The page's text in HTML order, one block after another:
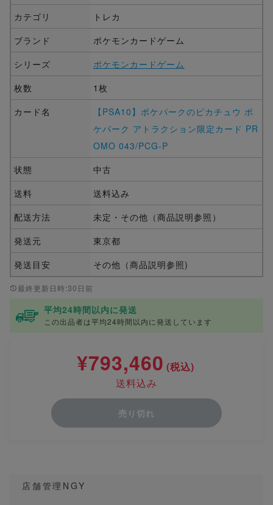
カテゴリ
トレカ
ブランド
ポケモンカードゲーム
シリーズ
ポケモンカードゲーム
枚数
1枚
カード名
【PSA10】ポケパークのピカチュウ ポ
ケパーク アトラクション限定カード PR
OMO 043/PCG-P
状態
中古
送料
送料込み
配送方法
未定・その他（商品説明参照）
発送元
東京都
発送目安
その他（商品説明参照)
最終更新日時:30日前
平均24時間以内に発送
この出品者は平均24時間以内に発送しています
¥793,460 (税込)
送料込み
売り切れ
店舗管理NGY